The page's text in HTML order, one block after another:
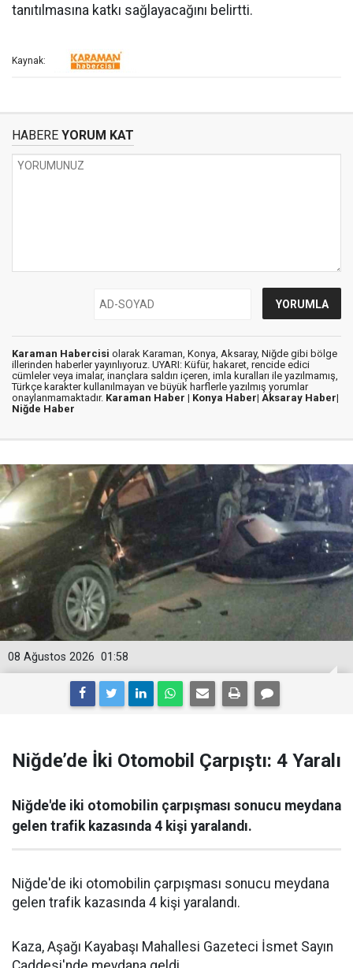
tanıtılmasına katkı sağlayacağını belirtti.
Kaynak:
HABERE YORUM KAT
Karaman Habercisi olarak Karaman, Konya, Aksaray, Niğde gibi bölge
illerinden haberler yayınlıyoruz. UYARI: Küfür, hakaret, rencide edici
cümleler veya imalar, inançlara saldırı içeren, imla kuralları ile yazılmamış,
Türkçe karakter kullanılmayan ve büyük harflerle yazılmış yorumlar
onaylanmamaktadır. Karaman Haber | Konya Haber| Aksaray Haber|
Niğde Haber
01:58
08 Ağustos 2026
Niğde’de İki Otomobil Çarpıştı: 4 Yaralı
Niğde'de iki otomobilin çarpışması sonucu meydana
gelen trafik kazasında 4 kişi yaralandı.
Niğde'de iki otomobilin çarpışması sonucu meydana
gelen trafik kazasında 4 kişi yaralandı.
Kaza, Aşağı Kayabaşı Mahallesi Gazeteci İsmet Sayın